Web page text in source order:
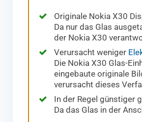
Originale Nokia X30
Da nur das Glas
der Nokia X30
Verursacht weniger
Die Nokia X30 Glas-
eingebaute originale
verursacht dieses
In der Regel günstiger
Da das Glas in der